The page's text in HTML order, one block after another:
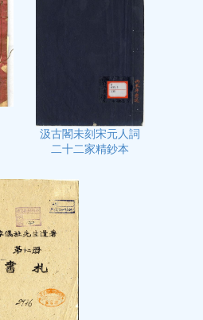
汲古閣未刻宋元人詞
二十二家精鈔本